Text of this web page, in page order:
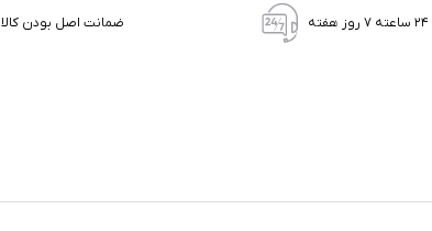
ضمانت اصل بودن کالا